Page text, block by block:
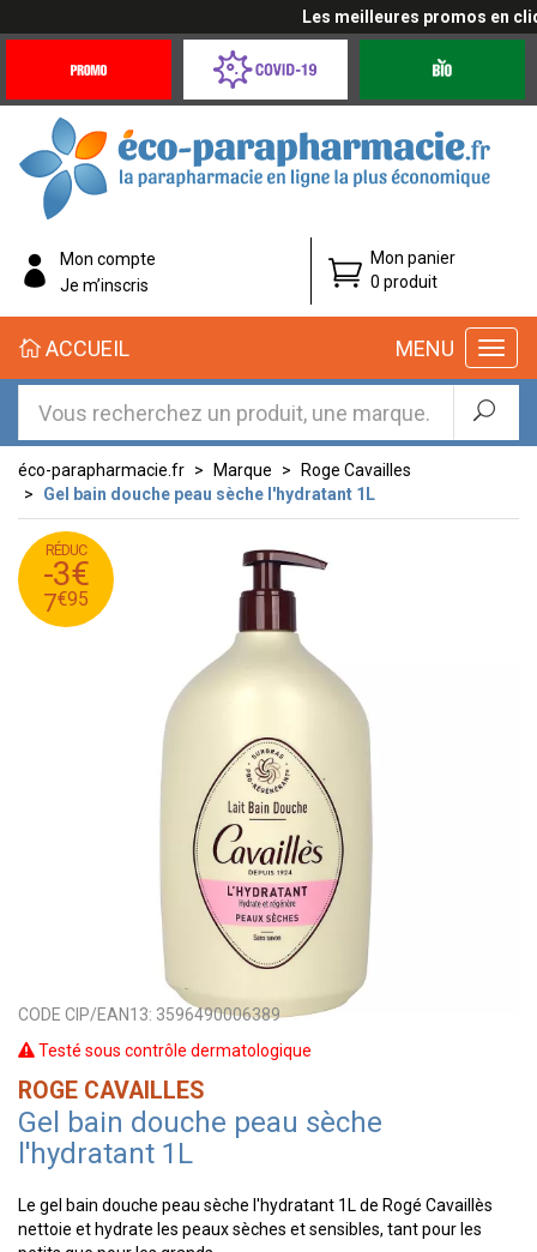
Les meilleures promos en
Offres
Coronavirus
éco-
parapharmacie.fr
éco-
parapharmacie.fr
Mon compte
Je m’inscris
Mon panier
0 produit
MENU
ACCUEIL
éco-parapharmacie.fr Marque
Roge Cavailles
Gel bain douche peau sèche l'hydratant 1L
RÉDUC
-3€
7€95
10
€
95
7
€
95
CODE CIP/EAN13: 3596490006389
Testé sous contrôle dermatologique
ROGE CAVAILLES
Gel bain douche peau sèche
l'hydratant 1L
Le gel bain douche peau sèche l'hydratant 1L de Rogé Cavaillès
nettoie et hydrate les peaux sèches et sensibles, tant pour les